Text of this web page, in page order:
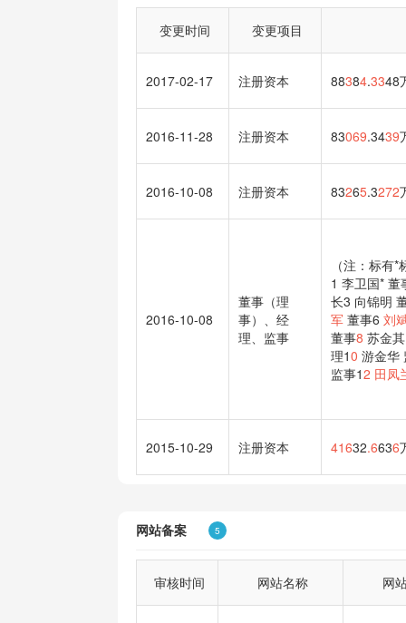
变更时间 变更项目
2017-02-17 注册资本 88384.3348
2016-11-28 注册资本 83069.3439
2016-10-08 注册资本 83265.3272
2016-10-08
董事（理
事）、经
理、监事
（注：标有
1 李卫国* 董
长3 向锦明
军 董事6 刘
董事8 苏金
理10 游金华
监事12 田凤
2015-10-29 注册资本 41632.6636
网站备案 5
审核时间 网站名称 网